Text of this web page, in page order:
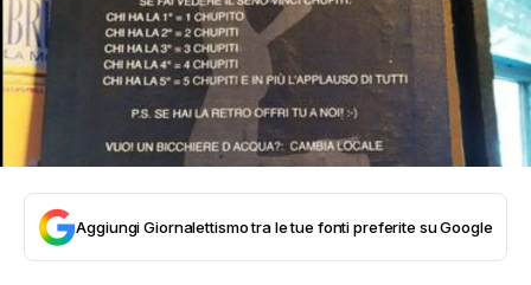
Aggiungi Giornalettismo tra le tue fonti preferite su Google